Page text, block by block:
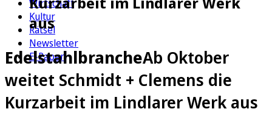
Wirtschaft
Kultur
Rätsel
Newsletter
E-Paper
aus
EdelstahlbrancheAb Oktober
weitet Schmidt + Clemens die
Kurzarbeit im Lindlarer Werk aus